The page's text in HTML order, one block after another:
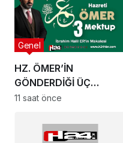
HZ. ÖMER’İN
GÖNDERDİĞİ ÜÇ
MEKTUP
Genel
11 saat önce